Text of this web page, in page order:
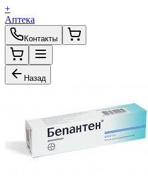
+
Аптека
Контакты
Назад